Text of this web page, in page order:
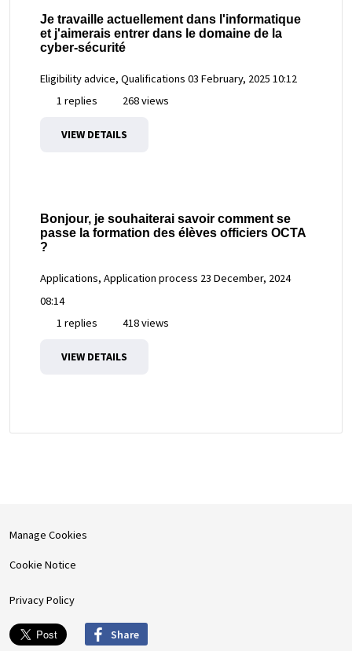
Je travaille actuellement dans l'informatique
et j'aimerais entrer dans le domaine de la
cyber-sécurité
Eligibility advice, Qualifications 03 February, 2025 10:12
1 replies
268 views
VIEW DETAILS
Bonjour, je souhaiterai savoir comment se
passe la formation des élèves officiers OCTA
?
Applications, Application process 23 December, 2024
08:14
1 replies
418 views
VIEW DETAILS
Manage Cookies
Cookie Notice
Privacy Policy
Share